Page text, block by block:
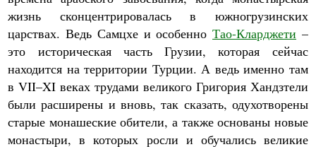
жизнь сконцентрировалась в южногрузинских
царствах. Ведь Самцхе и особенноТао-Кларджети –
это историческая часть Грузии, которая сейчас
находится на территории Турции. А ведь именно там
в VII–XI веках трудами великого Григория Хандзтели
были расширены и вновь, так сказать, одухотворены
старые монашеские обители, а также основаны новые
монастыри, в которых росли и обучались великие